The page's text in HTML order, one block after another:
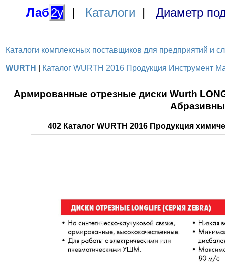
Лаб2у | Каталоги | Диаметр
Каталоги комплексных поставщиков для предприятий и
WURTH Каталог WURTH 2016 Продукция Инструмент
Армированные отрезные диски Wurth
402 Каталог WURTH 2016 Продукция